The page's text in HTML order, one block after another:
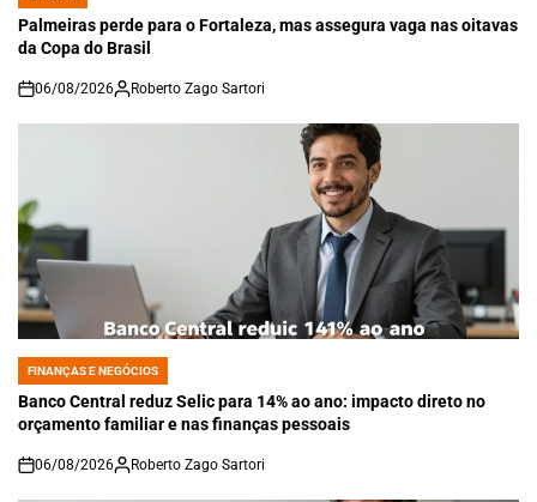
IN
Palmeiras perde para o Fortaleza, mas assegura vaga nas oitavas
da Copa do Brasil
on
06/08/2026 Roberto Zago Sartori
POSTED
IN
FINANÇAS E NEGÓCIOS
Banco Central reduz Selic para 14% ao ano: impacto direto no
orçamento familiar e nas finanças pessoais
on
06/08/2026 Roberto Zago Sartori